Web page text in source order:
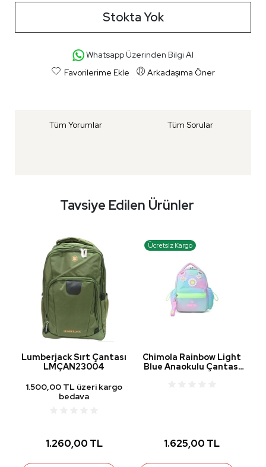
Stokta Yok
Whatsapp Üzerinden Bilgi Al
Favorilerime Ekle
Arkadaşıma Öner
Tüm Yorumlar Tüm Sorular
Tavsiye Edilen Ürünler
Lumberjack Sırt Çantası
LMÇAN23004
1.500,00 TL üzeri kargo
bedava
1.260,00 TL
Ücretsiz Kargo
Chimola Rainbow Light
Blue Anaokulu Çantası
1.625,00 TL